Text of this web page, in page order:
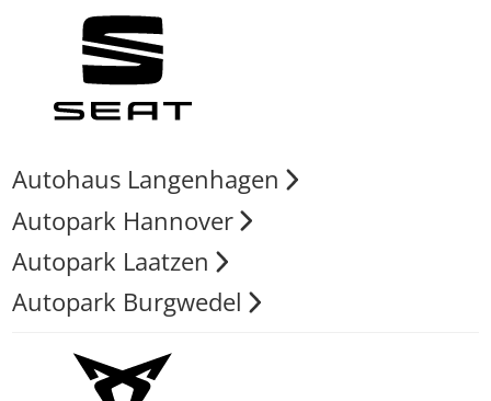
Autohaus Langenhagen
Autopark Hannover
Autopark Laatzen
Autopark Burgwedel